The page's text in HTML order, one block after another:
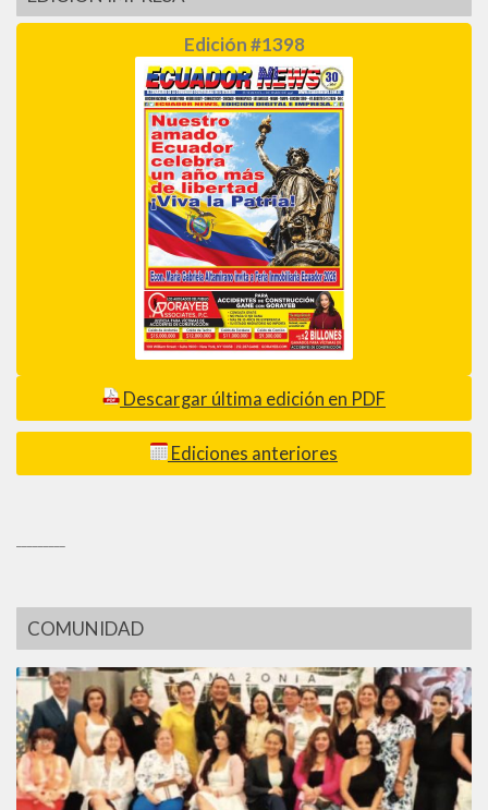
Edición #1398
Descargar última edición en PDF
Ediciones anteriores
COMUNIDAD